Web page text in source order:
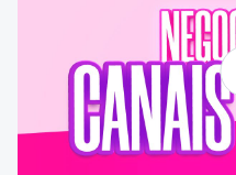
Serasa Seguros
Serasa Experian para